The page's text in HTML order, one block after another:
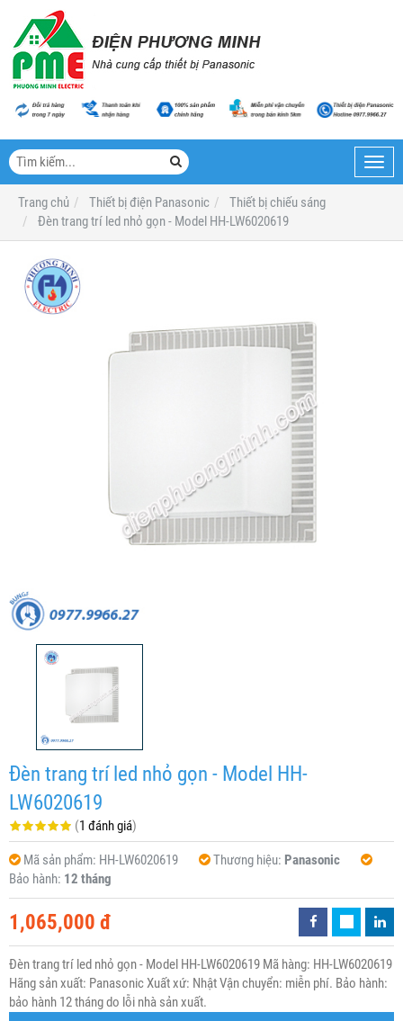
Trang chủ
Thiết bị điện Panasonic
Thiết bị chiếu sáng
Đèn trang trí led nhỏ gọn - Model HH-LW6020619
Đèn trang trí led nhỏ gọn - Model HH-
LW6020619
(1 đánh giá)
Mã sản phẩm: HH-LW6020619 Thương hiệu: Panasonic
Bảo hành: 12 tháng
1,065,000 đ
Đèn trang trí led nhỏ gọn - Model HH-LW6020619 Mã hàng: HH-LW6020619
Hãng sản xuất: Panasonic Xuất xứ: Nhật Vận chuyển: miễn phí. Bảo hành:
bảo hành 12 tháng do lỗi nhà sản xuất.